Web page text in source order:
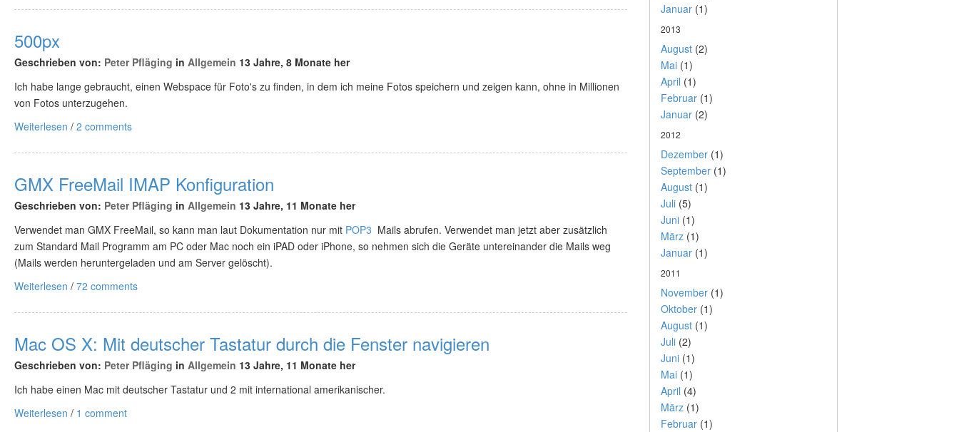
500px
Geschrieben von: Peter Pfläging in Allgemein 13 Jahre, 8 Monate her
Ich habe lange gebraucht, einen Webspace für Foto's zu finden, in dem ich meine Fotos speichern und zeigen kann, ohne in Millionen
von Fotos unterzugehen.
Weiterlesen / 2 comments
GMX FreeMail IMAP Konfiguration
Geschrieben von: Peter Pfläging in Allgemein 13 Jahre, 11 Monate her
Verwendet man GMX FreeMail, so kann man laut Dokumentation nur mit POP3 Mails abrufen. Verwendet man jetzt aber zusätzlich
zum Standard Mail Programm am PC oder Mac noch ein iPAD oder iPhone, so nehmen sich die Geräte untereinander die Mails weg
(Mails werden heruntergeladen und am Server gelöscht).
Weiterlesen / 72 comments
Mac OS X: Mit deutscher Tastatur durch die Fenster navigieren
Geschrieben von: Peter Pfläging in Allgemein 13 Jahre, 11 Monate her
Ich habe einen Mac mit deutscher Tastatur und 2 mit international amerikanischer.
Weiterlesen / 1 comment
Januar(1)
2013
August(2)
Mai(1)
April (1)
Februar(1)
Januar(2)
2012
Dezember(1)
September(1)
August(1)
Juli(5)
Juni(1)
März(1)
Januar(1)
2011
November(1)
Oktober(1)
August(1)
Juli(2)
Juni(1)
Mai(1)
April (4)
März(1)
Februar(1)